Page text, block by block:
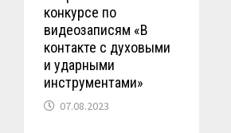
конкурсе по
видеозаписям «В
контакте с духовыми
и ударными
инструментами»
07.08.2023